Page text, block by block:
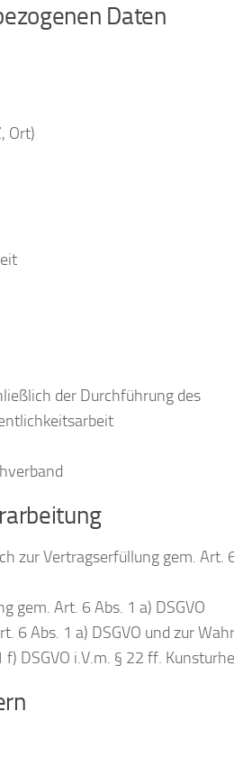
Daten
Ort)
der Durchführung des
zur Vertragserfüllung gem. Art.
gem. Art. 6 Abs. 1 a) DSGVO
6 Abs. 1 a) DSGVO und zur
DSGVO i.V.m. § 22 ff.